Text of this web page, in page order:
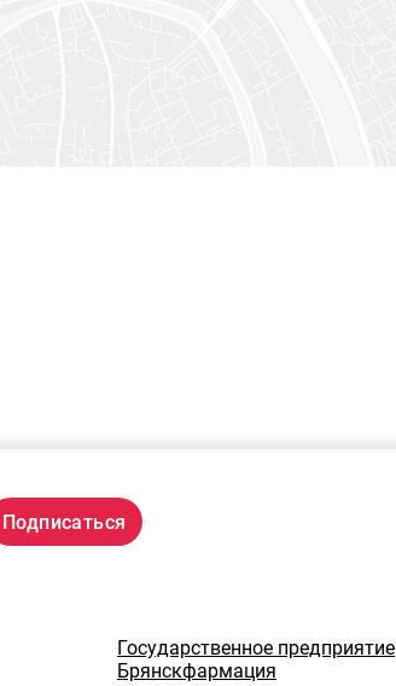
Государственное предприятие
Брянскфармация